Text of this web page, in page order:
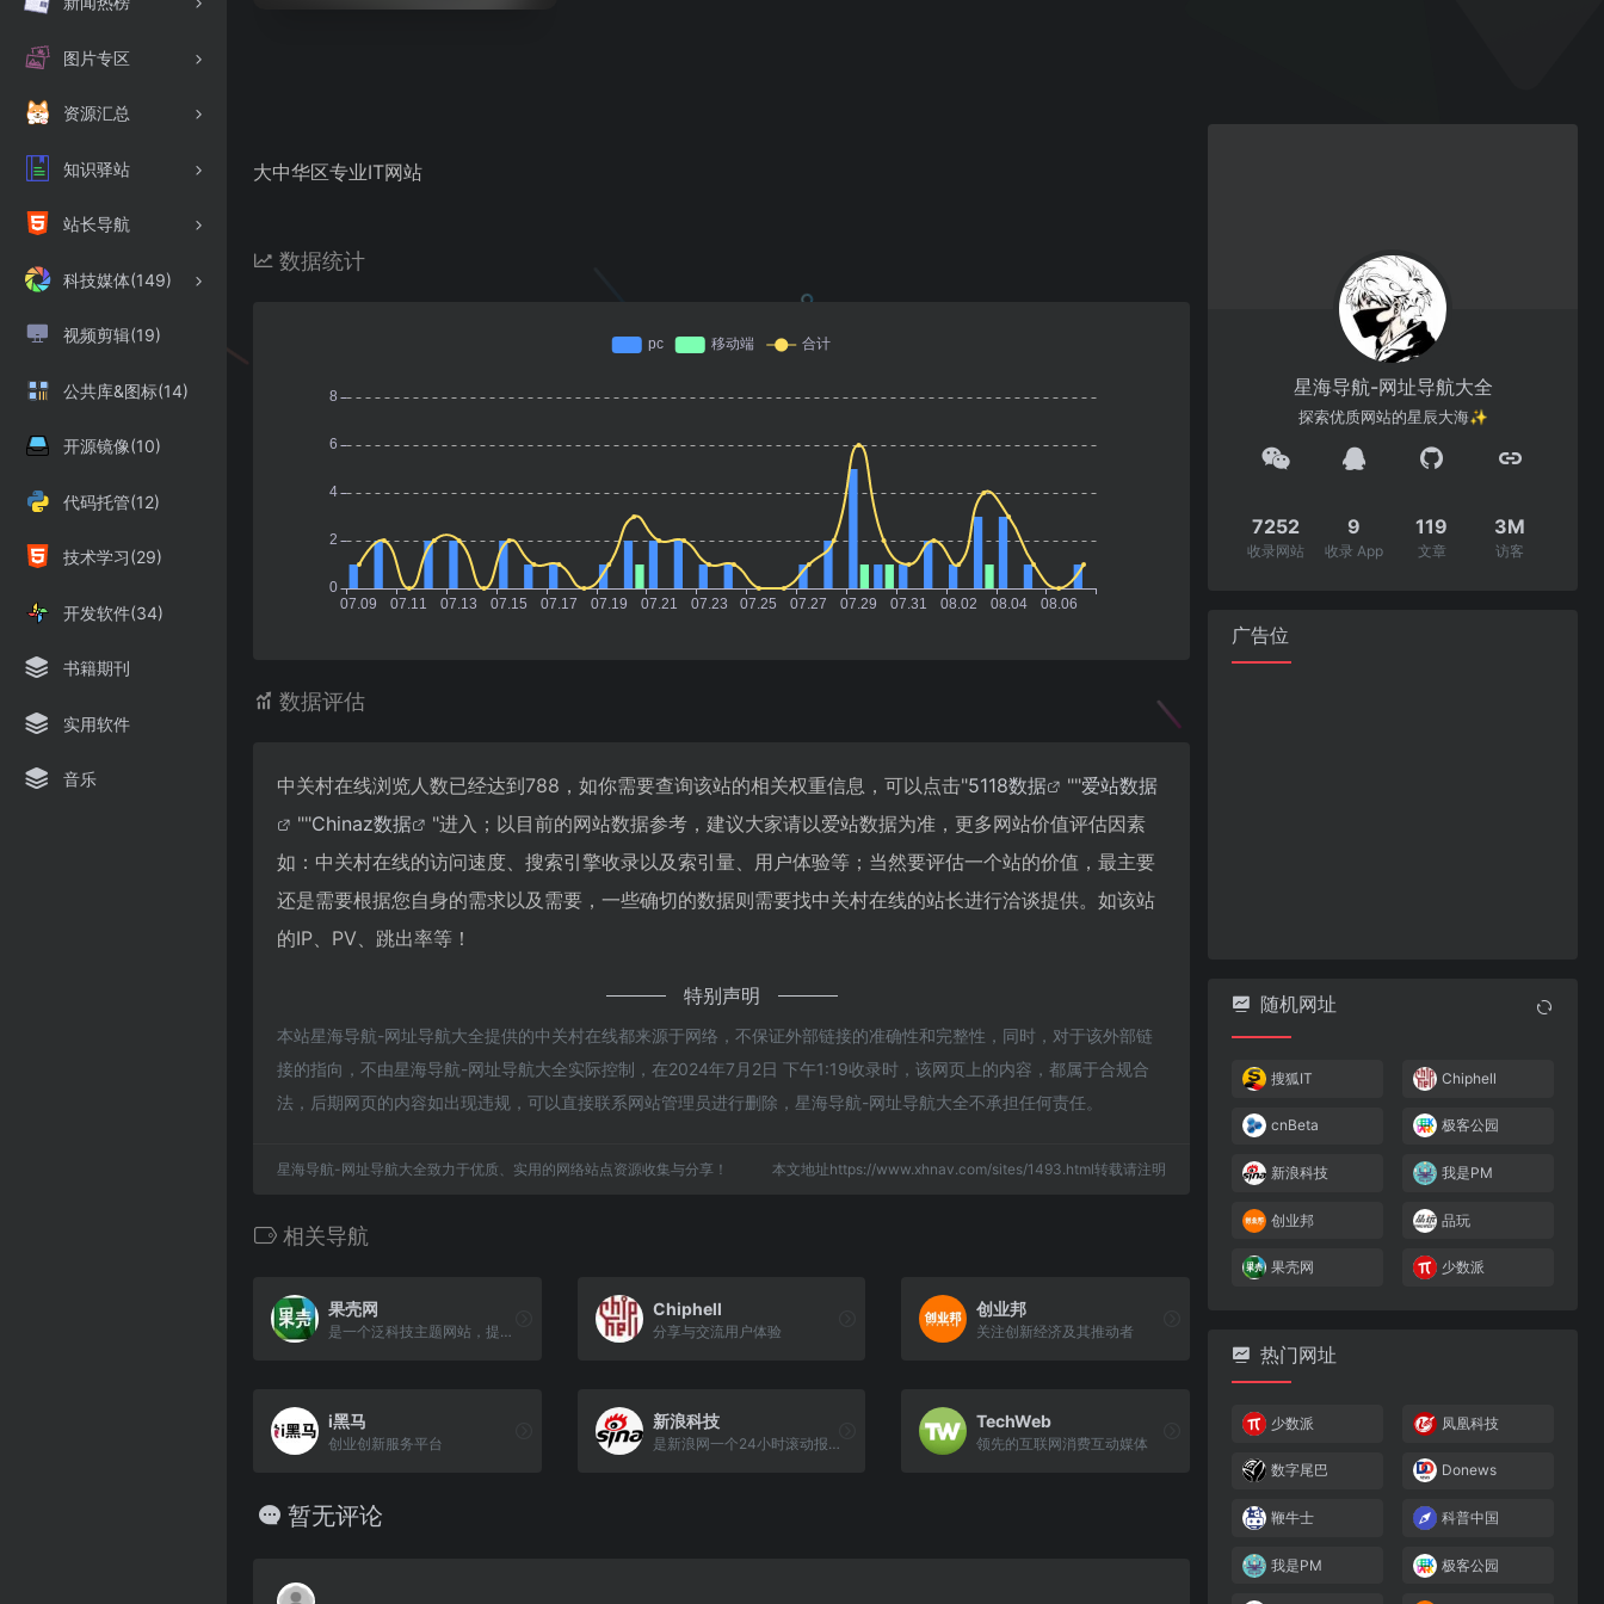
图片专区
资源汇总
知识驿站
站长导航
科技媒体(149)
视频剪辑(19)
公共库&图标(14)
开源镜像(10)
代码托管(12)
技术学习(29)
开发软件(34)
书籍期刊
实用软件
音乐
大中华区专业IT网站
数据统计
数据评估
中关村在线浏览人数已经达到788，如你需要查询该站的相关权重信息，可以点击"5118数据 ""爱站数据
""Chinaz数据
"进入；以目前的网站数据参考，建议大家请以爱站数据为准，更多网站价值评估因素
如：中关村在线的访问速度、搜索引擎收录以及索引量、用户体验等；当然要评估一个站的价值，最主要
还是需要根据您自身的需求以及需要，一些确切的数据则需要找中关村在线的站长进行洽谈提供。如该站
的IP、PV、跳出率等！
特别声明
本站星海导航-网址导航大全提供的中关村在线都来源于网络，不保证外部链接的准确性和完整性，同时，对于该外部链
接的指向，不由星海导航-网址导航大全实际控制，在2024年7月2日 下午1:19收录时，该网页上的内容，都属于合规合
法，后期网页的内容如出现违规，可以直接联系网站管理员进行删除，星海导航-网址导航大全不承担任何责任。
星海导航-网址导航大全致力于优质、实用的网络站点资源收集与分享！ 本文地址https://www.xhnav.com/sites/1493.html转载请注明
相关导航
果壳网
是一个泛科技主题网站，提供负责任、有智趣、贴近生活的内容
Chiphell
分享与交流用户体验
创业邦
关注创新经济及其推动者
i黑马
创业创新服务平台
新浪科技
是新浪网一个24小时滚动报道IT业界、电信、互联网、科学探索资讯的频道
TechWeb
领先的互联网消费互动媒体
暂无评论
星海导航-网址导航大全
探索优质网站的星辰大海✨
7252
收录网站
9
收录 App
119
文章
3M
访客
广告位
随机网址
搜狐IT Chiphell
cnBeta 极客公园
新浪科技 我是PM
创业邦 品玩
果壳网 少数派
热门网址
少数派 凤凰科技
数字尾巴 Donews
鞭牛士 科普中国
我是PM 极客公园